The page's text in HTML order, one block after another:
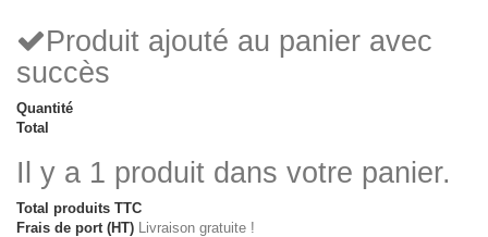
Produit ajouté au panier avec
succès
Quantité
Total
Il y a 1 produit dans votre panier.
Total produits TTC
Frais de port (HT) Livraison gratuite !